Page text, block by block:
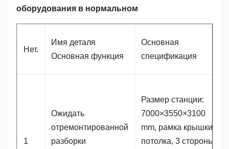
оборудования в нормальном
Нет.
Имя деталя
Основная функция
Основная
спецификация
1
Ожидать
отремонтированной
разборки
Размер станции:
7000×3550×3100
mm, рамка крышки
потолка, 3 стороны